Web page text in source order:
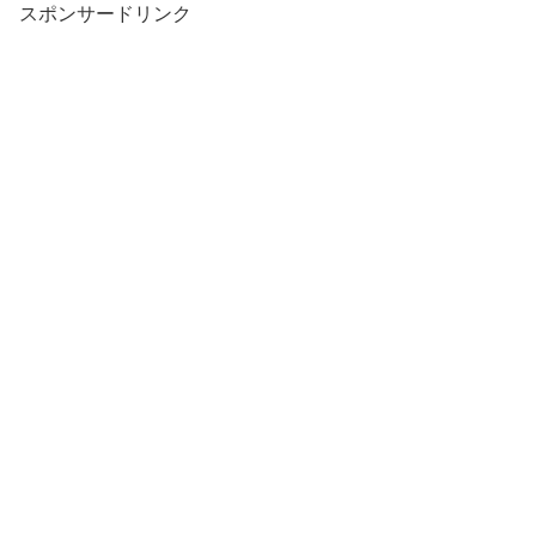
スポンサードリンク